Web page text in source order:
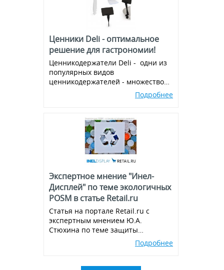
Ценники Deli - оптимальное
решение для гастрономии!
Ценникодержатели Deli - одни из
популярных видов
ценникодержателей - множество
вариантов и комбинаций, всегда в
Подробнее
Экспертное мнение "Инел-
Дисплей" по теме экологичных
POSM в статье Retail.ru
Статья на портале Retail.ru с
экспертным мнением Ю.А.
Стюхина по теме защиты
окружающей среды, производства
пластика.
Подробнее